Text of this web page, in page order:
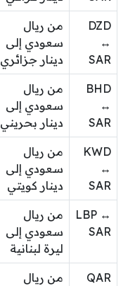
DZD
↔
SAR
من ريال
سعودي إلى
دينار جزائري
BHD
↔
SAR
من ريال
سعودي إلى
دينار بحريني
KWD
↔
SAR
من ريال
سعودي إلى
دينار كويتي
LBP ↔
SAR
من ريال
سعودي إلى
ليرة لبنانية
QAR
من ريال